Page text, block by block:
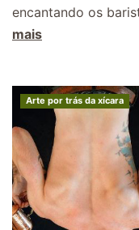
encantando os
mais
Arte por trás da xícara